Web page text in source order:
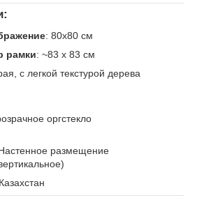
: 80х80 см
рамки: ~83 x 83 см
с легкой текстурой дерева
оргстекло
размещение